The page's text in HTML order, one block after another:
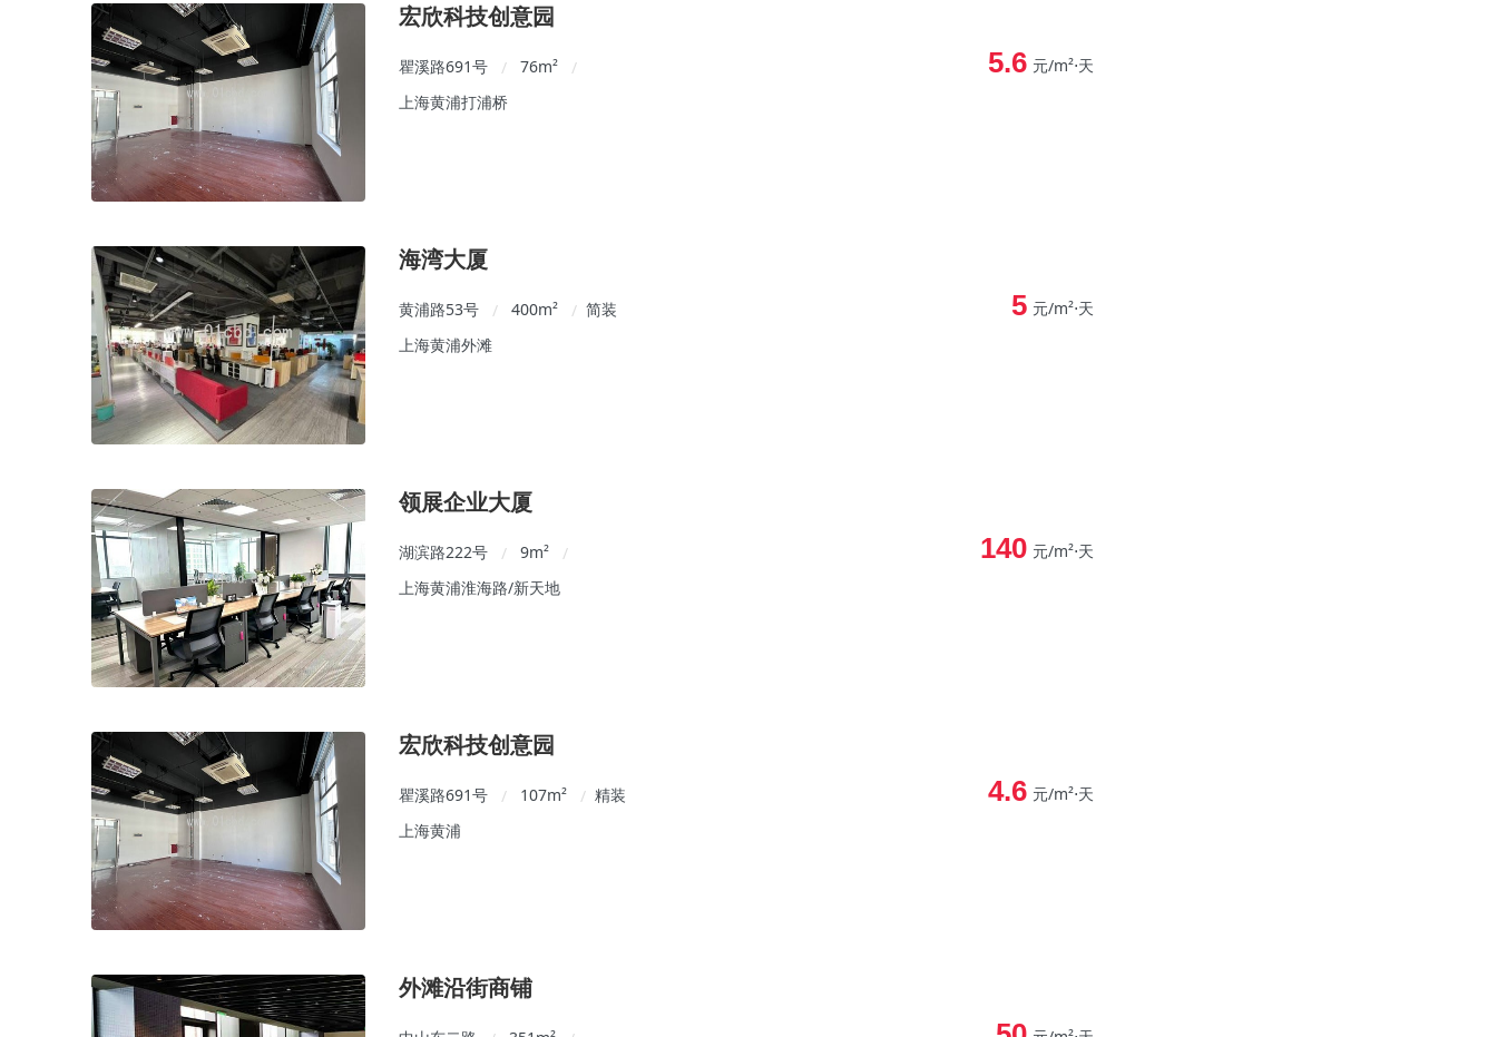
宏欣科技创意园
瞿溪路691号 / 76m²
/
上海黄浦打浦桥
5.6 元/m²⋅天
海湾大厦
黄浦路53号 / 400m² / 简装
上海黄浦外滩
5 元/m²⋅天
领展企业大厦
湖滨路222号 / 9m²
/
上海黄浦淮海路/新天地
140 元/m²⋅天
宏欣科技创意园
瞿溪路691号 / 107m² / 精装
上海黄浦
4.6 元/m²⋅天
外滩沿街商铺